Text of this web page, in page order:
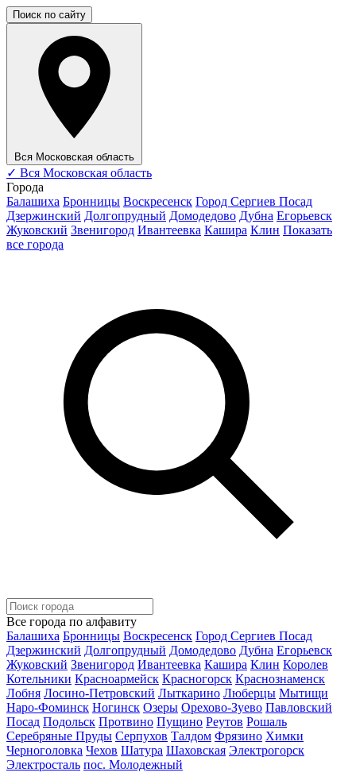
Поиск по сайту
Вся Московская область
✓ Вся Московская область
Города
Балашиха Бронницы Воскресенск Город Сергиев Посад
Дзержинский Долгопрудный Домодедово Дубна Егорьевск
Жуковский Звенигород Ивантеевка Кашира Клин Показать
все города
Все города по алфавиту
Балашиха Бронницы Воскресенск Город Сергиев Посад
Дзержинский Долгопрудный Домодедово Дубна Егорьевск
Жуковский Звенигород Ивантеевка Кашира Клин Королев
Котельники Красноармейск Красногорск Краснознаменск
Лобня Лосино-Петровский Лыткарино Люберцы Мытищи
Наро-Фоминск Ногинск Озеры Орехово-Зуево Павловский
Посад Подольск Протвино Пущино Реутов Рошаль
Серебряные Пруды Серпухов Талдом Фрязино Химки
Черноголовка Чехов Шатура Шаховская Электрогорск
Электросталь пос. Молодежный